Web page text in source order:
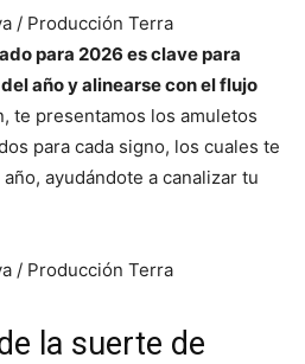
/ Producción Terra
para 2026 es clave para
año y alinearse con el flujo
te presentamos los amuletos
para cada signo, los cuales te
ayudándote a canalizar tu
/ Producción Terra
la suerte de